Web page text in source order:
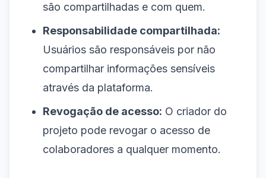
são compartilhadas e com quem.
Responsabilidade compartilhada:
Usuários são responsáveis por não
compartilhar informações sensíveis
através da plataforma.
Revogação de acesso: O criador do
projeto pode revogar o acesso de
colaboradores a qualquer momento.